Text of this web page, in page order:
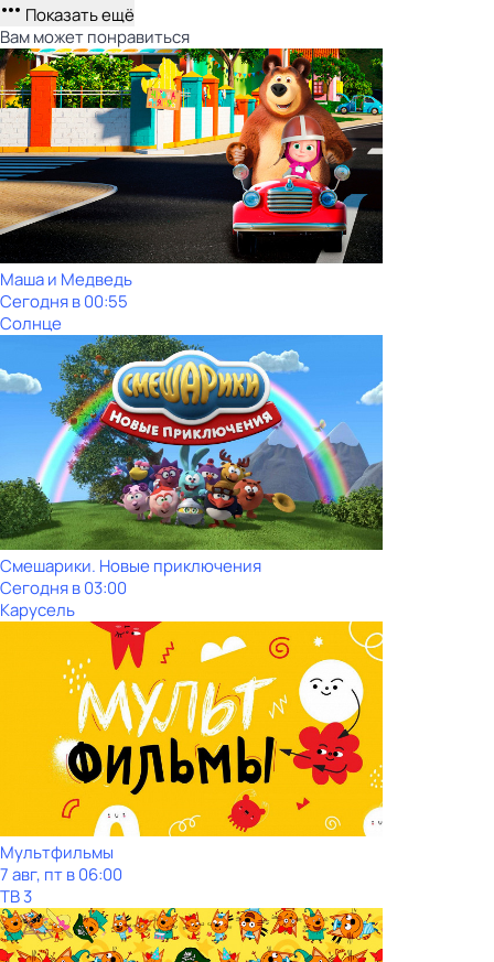
Показать ещё
Вам может понравиться
Маша и Медведь
Сегодня в 00:55
Солнце
Смешарики. Новые приключения
Сегодня в 03:00
Карусель
Мультфильмы
7 авг, пт в 06:00
ТВ 3